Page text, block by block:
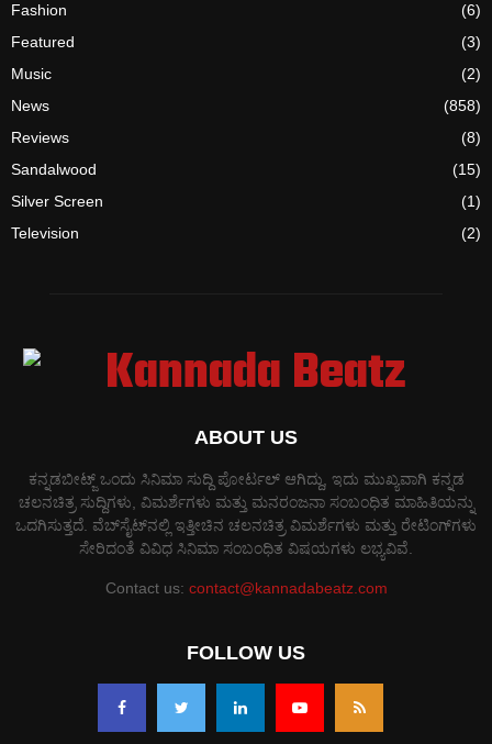
Fashion
(6)
Featured
(3)
Music
(2)
News
(858)
Reviews
(8)
Sandalwood
(15)
Silver Screen
(1)
Television
(2)
ABOUT US
ಕನ್ನಡಬೀಟ್ಜ್ ಒಂದು ಸಿನಿಮಾ ಸುದ್ದಿ ಪೋರ್ಟಲ್ ಆಗಿದ್ದು, ಇದು ಮುಖ್ಯವಾಗಿ ಕನ್ನಡ
ಚಲನಚಿತ್ರ ಸುದ್ದಿಗಳು, ವಿಮರ್ಶೆಗಳು ಮತ್ತು ಮನರಂಜನಾ ಸಂಬಂಧಿತ ಮಾಹಿತಿಯನ್ನು
ಒದಗಿಸುತ್ತದೆ. ವೆಬ್‌ಸೈಟ್‌ನಲ್ಲಿ ಇತ್ತೀಚಿನ ಚಲನಚಿತ್ರ ವಿಮರ್ಶೆಗಳು ಮತ್ತು ರೇಟಿಂಗ್‌ಗಳು
ಸೇರಿದಂತೆ ವಿವಿಧ ಸಿನಿಮಾ ಸಂಬಂಧಿತ ವಿಷಯಗಳು ಲಭ್ಯವಿವೆ.
Contact us: contact@kannadabeatz.com
FOLLOW US